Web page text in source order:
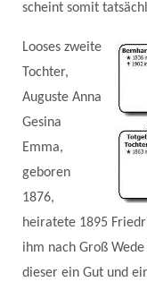
scheint somit
Looses zweite
Tochter,
Auguste Anna
Gesina
Emma,
geboren
1876,
heiratete 1895
ihm nach Groß
dieser ein Gut und